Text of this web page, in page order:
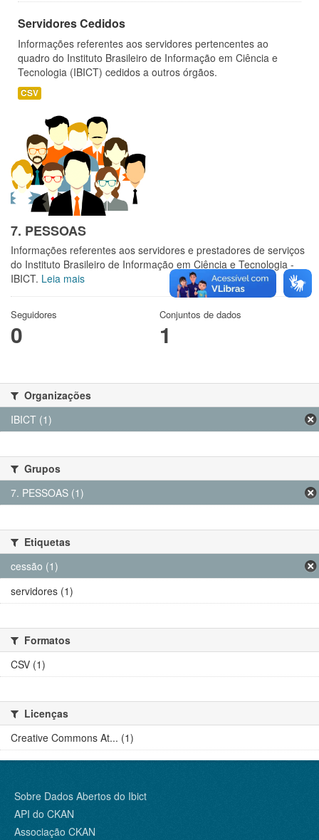
Servidores Cedidos
Informações referentes aos servidores pertencentes ao
quadro do Instituto Brasileiro de Informação em Ciência e
Tecnologia (IBICT) cedidos a outros órgãos.
CSV
7. PESSOAS
Informações referentes aos servidores e prestadores de serviços
do Instituto Brasileiro de Informação em Ciência e Tecnologia -
IBICT. Leia mais
Seguidores
0
Conjuntos de dados
1
Organizações
IBICT (1)
Grupos
7. PESSOAS (1)
Etiquetas
cessão (1)
servidores (1)
Formatos
CSV (1)
Licenças
Creative Commons At... (1)
Sobre Dados Abertos do Ibict
API do CKAN
Associação CKAN